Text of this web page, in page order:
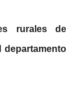
rurales de
departamento